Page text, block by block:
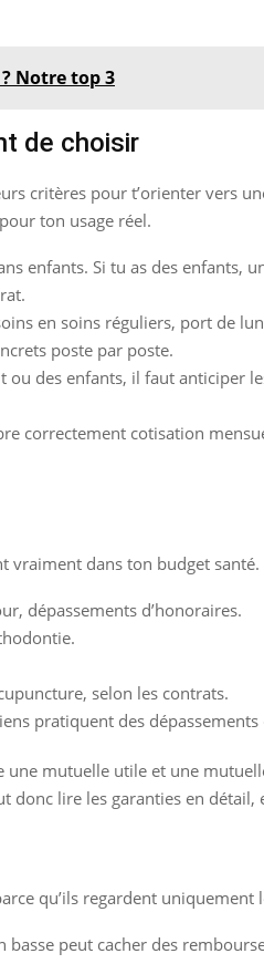
Notre top 3
de choisir
critères pour t’orienter vers
ton usage réel.
enfants. Si tu as des
en soins réguliers, port de
poste par poste.
ou des enfants, il faut anticiper
correctement cotisation
vraiment dans ton budget
dépassements d’honoraires.
selon les contrats.
pratiquent des dépassements
une mutuelle utile et une
lire les garanties en
qu’ils regardent
basse peut cacher des